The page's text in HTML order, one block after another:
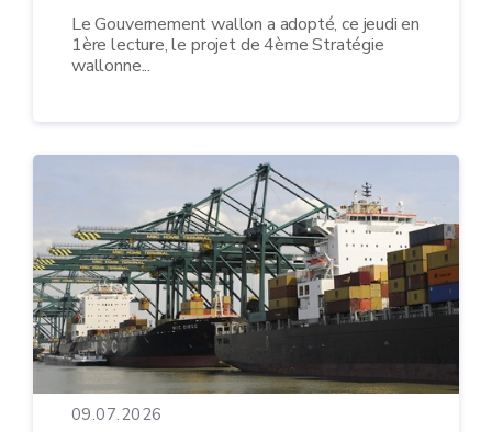
Le Gouvernement wallon a adopté, ce jeudi en
1ère lecture, le projet de 4ème Stratégie
wallonne...
09.07.2026